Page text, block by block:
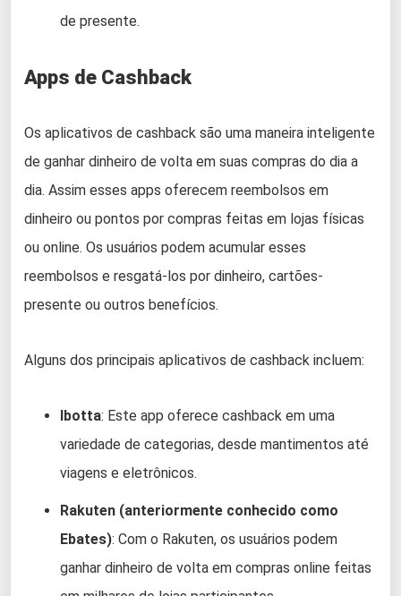
de presente.
Apps de Cashback
Os aplicativos de cashback são uma maneira inteligente
de ganhar dinheiro de volta em suas compras do dia a
dia. Assim esses apps oferecem reembolsos em
dinheiro ou pontos por compras feitas em lojas físicas
ou online. Os usuários podem acumular esses
reembolsos e resgatá-los por dinheiro, cartões-
presente ou outros benefícios.
Alguns dos principais aplicativos de cashback incluem:
Ibotta: Este app oferece cashback em uma
variedade de categorias, desde mantimentos até
viagens e eletrônicos.
Rakuten (anteriormente conhecido como
Ebates): Com o Rakuten, os usuários podem
ganhar dinheiro de volta em compras online feitas